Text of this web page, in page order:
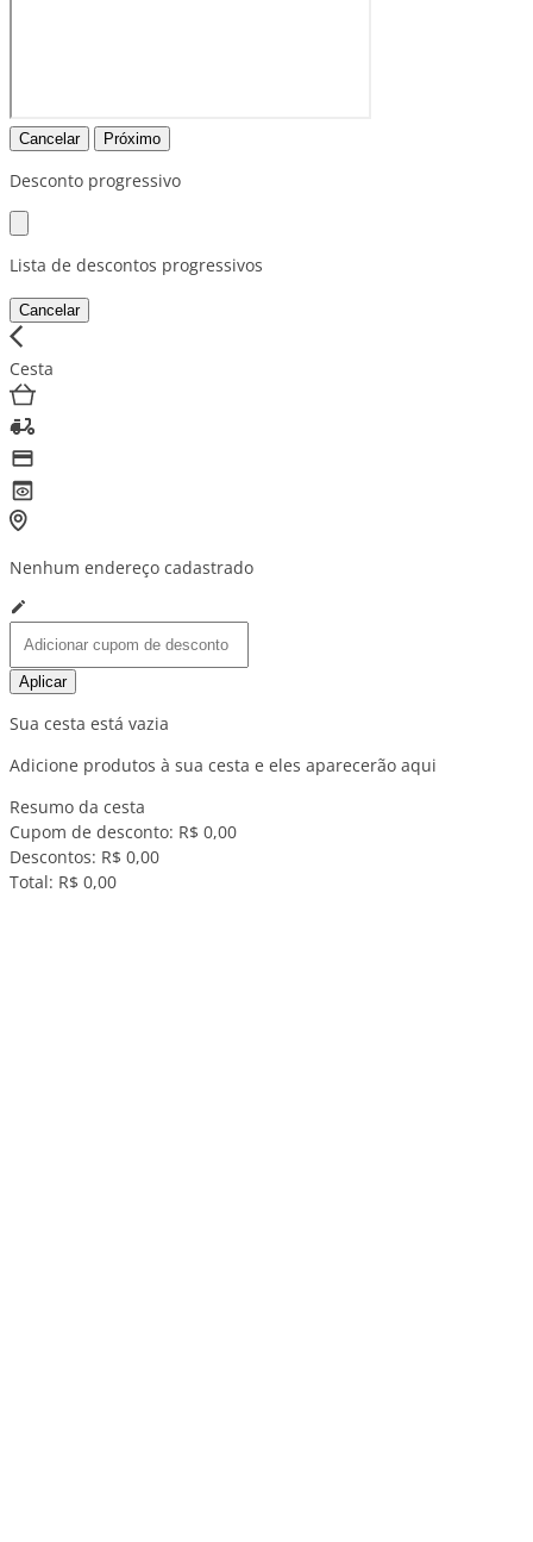
Cancelar Próximo
Desconto progressivo
Lista de descontos progressivos
Cancelar
Cesta
Nenhum endereço cadastrado
Aplicar
Sua cesta está vazia
Adicione produtos à sua cesta e eles aparecerão aqui
Resumo da cesta
Cupom de desconto: R$ 0,00
Descontos: R$ 0,00
Total: R$ 0,00